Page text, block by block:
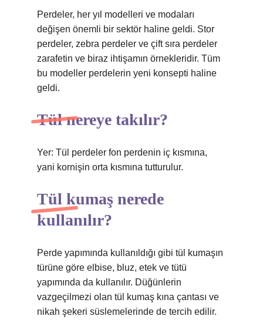
Perdeler, her yıl modelleri ve modaları
değişen önemli bir sektör haline geldi. Stor
perdeler, zebra perdeler ve çift sıra perdeler
zarafetin ve biraz ihtişamın örnekleridir. Tüm
bu modeller perdelerin yeni konsepti haline
geldi.
Tül nereye takılır?
Yer: Tül perdeler fon perdenin iç kısmına,
yani kornişin orta kısmına tutturulur.
Tül kumaş nerede
kullanılır?
Perde yapımında kullanıldığı gibi tül kumaşın
türüne göre elbise, bluz, etek ve tütü
yapımında da kullanılır. Düğünlerin
vazgeçilmezi olan tül kumaş kına çantası ve
nikah şekeri süslemelerinde de tercih edilir.